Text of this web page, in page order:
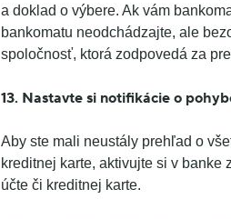
a doklad o výbere. Ak vám
bankomatu neodchádzajte, ale
spoločnosť, ktorá zodpovedá za
13. Nastavte si notifikácie o
Aby ste mali neustály prehľad o
kreditnej karte, aktivujte si v
účte či kreditnej karte.